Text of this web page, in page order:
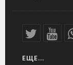
ЕЩЕ...